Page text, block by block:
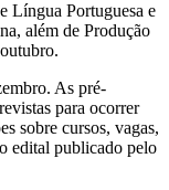
Língua Portuguesa e
além de Produção
As pré-
para ocorrer
sobre cursos, vagas,
edital publicado pelo